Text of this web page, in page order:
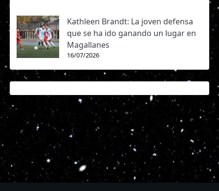
Kathleen Brandt: La joven defensa
que se ha ido ganando un lugar en
Magallanes
16/07/2026